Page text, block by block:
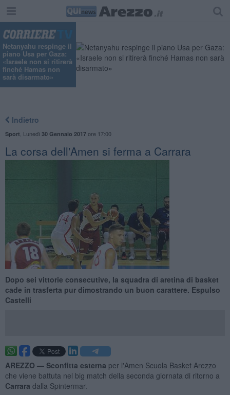
Netanyahu respinge il
piano Usa per Gaza:
«Israele non si ritirerà
finché Hamas non
sarà disarmato»
Indietro
Sport Lunedì 30 Gennaio 2017ore 17:00
La corsa dell'Amen si ferma a Carrara
Dopo sei vittorie consecutive, la squadra di aretina di basket
cade in trasferta pur dimostrando un buon carattere. Espulso
Castelli
AREZZO — Sconfitta esterna per l'Amen Scuola Basket Arezzo
che viene battuta nel big match della seconda giornata di ritorno a
Carrara dalla Spintermar.